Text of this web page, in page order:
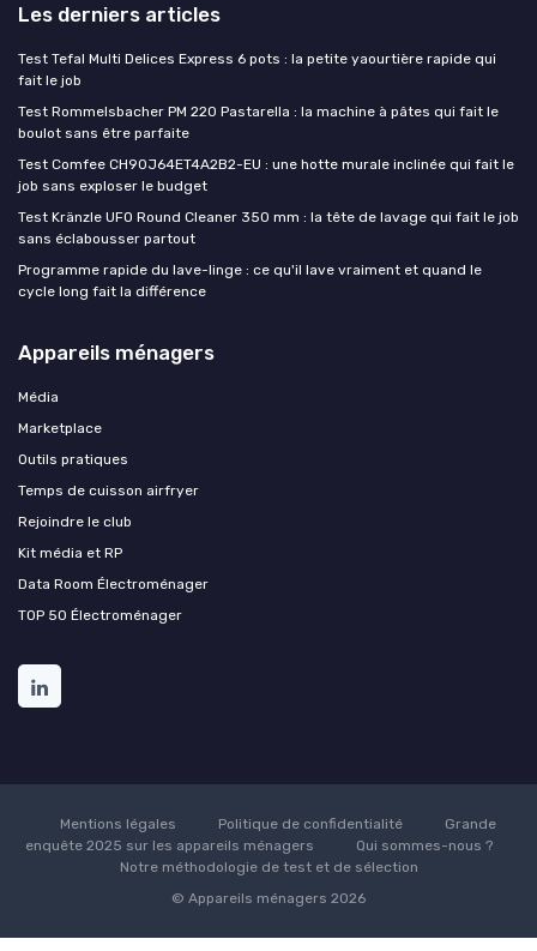
Les derniers articles
Test Tefal Multi Delices Express 6 pots : la petite yaourtière rapide qui
fait le job
Test Rommelsbacher PM 220 Pastarella : la machine à pâtes qui fait le
boulot sans être parfaite
Test Comfee CH90J64ET4A2B2-EU : une hotte murale inclinée qui fait le
job sans exploser le budget
Test Kränzle UFO Round Cleaner 350 mm : la tête de lavage qui fait le job
sans éclabousser partout
Programme rapide du lave-linge : ce qu'il lave vraiment et quand le
cycle long fait la différence
Appareils ménagers
Média
Marketplace
Outils pratiques
Temps de cuisson airfryer
Rejoindre le club
Kit média et RP
Data Room Électroménager
TOP 50 Électroménager
Mentions légales Politique de confidentialité
Grande
enquête 2025 sur les appareils ménagers
Qui sommes-nous ?
Notre méthodologie de test et de sélection
© Appareils ménagers 2026